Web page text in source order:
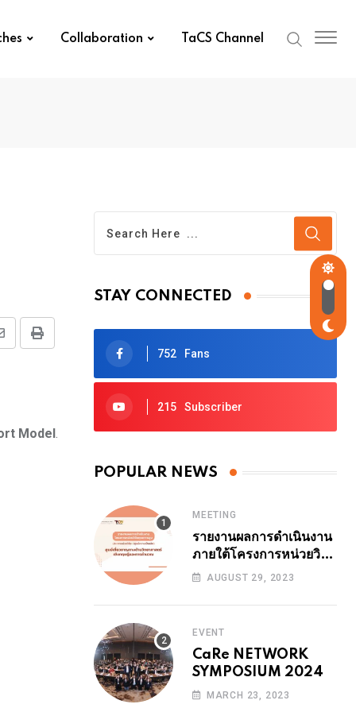
Collaboration TaCS Channel
Print
Model .
STAY CONNECTED
752 Fans
215 Subscriber
POPULAR NEWS
MEETING
รายงานผลการดำเนินงาน
ภายใต้โครงการหน่วยวิจัย
คุณภาพสูง ปีงบ 2564
2566) 29 สิงหาคม
สุทธิบัทม์พงศ์
AUGUST 29, 2023
EVENT
CaRe NETWORK
SYMPOSIUM 2024
MARCH 23, 2023